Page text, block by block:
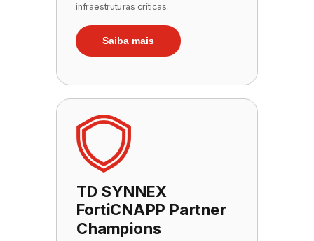
infraestruturas críticas.
Saiba mais
TD SYNNEX
FortiCNAPP Partner
Champions